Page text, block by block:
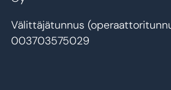
Välittäjätunnus
003703575029